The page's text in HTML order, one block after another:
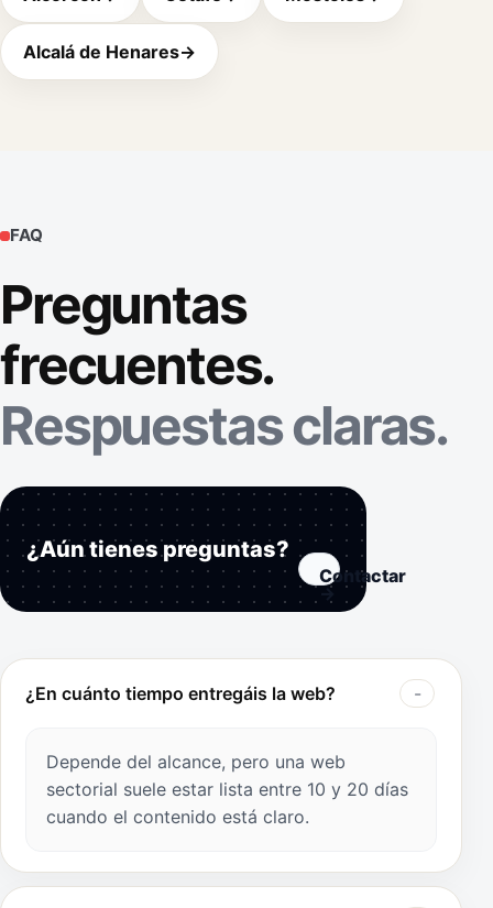
Alcalá de Henares→
FAQ
Preguntas
frecuentes.
Respuestas claras.
¿Aún tienes preguntas?
Contactar
→
¿En cuánto tiempo entregáis la web?
Depende del alcance, pero una web
sectorial suele estar lista entre 10 y 20 días
cuando el contenido está claro.